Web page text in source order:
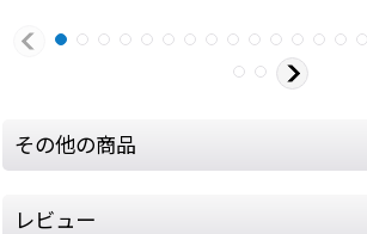
その他の商品
レビュー